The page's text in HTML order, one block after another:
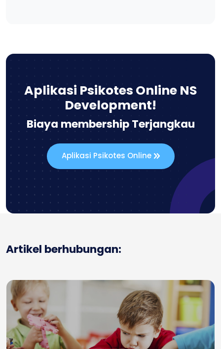
Aplikasi Psikotes Online NS
Development!
Biaya membership Terjangkau
Aplikasi Psikotes Online
Artikel berhubungan: